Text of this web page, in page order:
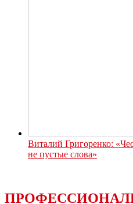
Виталий Григоренко:
не пустые слова»